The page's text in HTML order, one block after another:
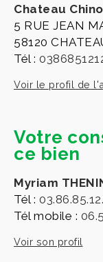
Chateau
5 RUE JEAN
58120
Tél :
Voir le profil de
Votre
ce bien
Myriam
Tél :
Tél mobile :
Voir son profil